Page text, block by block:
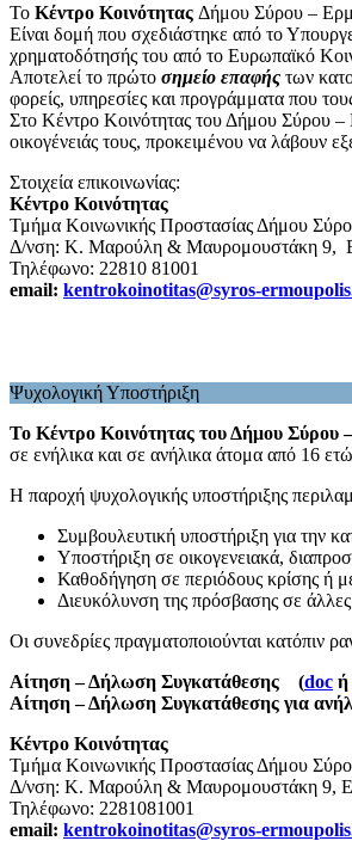
Το Κέντρο Κοινότητας Δήμου Σύρου –
Είναι δομή που σχεδιάστηκε από το
χρηματοδότησής του από το Ευρωπαϊκό
Αποτελεί το πρώτο σημείο επαφής των
φορείς, υπηρεσίες και προγράμματα που
Στο Κέντρο Κοινότητας του Δήμου Σύρου –
οικογένειάς τους, προκειμένου να λάβουν
Στοιχεία επικοινωνίας:
Κέντρο Κοινότητας
Τμήμα Κοινωνικής Προστασίας Δήμου
Δ/νση: Κ. Μαρούλη & Μαυρομουστάκη 9,
Τηλέφωνο: 22810 81001
email: kentrokoinotitas@syros-
Ψυχολογική Υποστήριξη
Το Κέντρο Κοινότητας του Δήμου Σύρου
σε ενήλικα και σε ανήλικα άτομα από 16
Η παροχή ψυχολογικής υποστήριξης
Συμβουλευτική υποστήριξη για την
Υποστήριξη σε οικογενειακά,
Καθοδήγηση σε περιόδους κρίσης ή
Διευκόλυνση της πρόσβασης σε άλλες
Οι συνεδρίες πραγματοποιούνται κατόπιν
Αίτηση – Δήλωση Συγκατάθεσης (doc ή
Αίτηση – Δήλωση Συγκατάθεσης για
Κέντρο Κοινότητας
Τμήμα Κοινωνικής Προστασίας Δήμου
Δ/νση: Κ. Μαρούλη & Μαυρομουστάκη 9,
Τηλέφωνο: 2281081001
email: kentrokoinotitas@syros-